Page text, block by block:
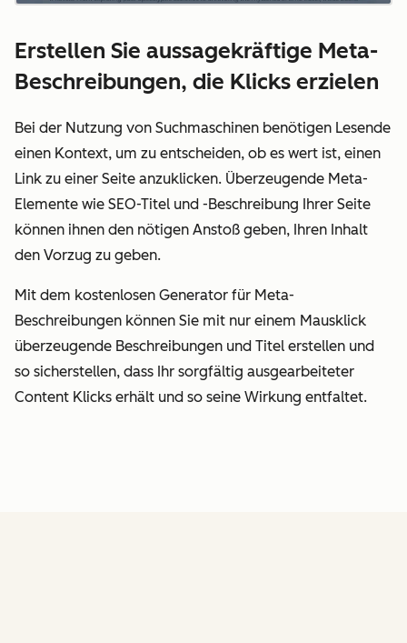
Erstellen Sie aussagekräftige Meta-
Beschreibungen, die Klicks erzielen
Bei der Nutzung von Suchmaschinen benötigen Lesende
einen Kontext, um zu entscheiden, ob es wert ist, einen
Link zu einer Seite anzuklicken. Überzeugende Meta-
Elemente wie SEO-Titel und -Beschreibung Ihrer Seite
können ihnen den nötigen Anstoß geben, Ihren Inhalt
den Vorzug zu geben.
Mit dem kostenlosen Generator für Meta-
Beschreibungen können Sie mit nur einem Mausklick
überzeugende Beschreibungen und Titel erstellen und
so sicherstellen, dass Ihr sorgfältig ausgearbeiteter
Content Klicks erhält und so seine Wirkung entfaltet.